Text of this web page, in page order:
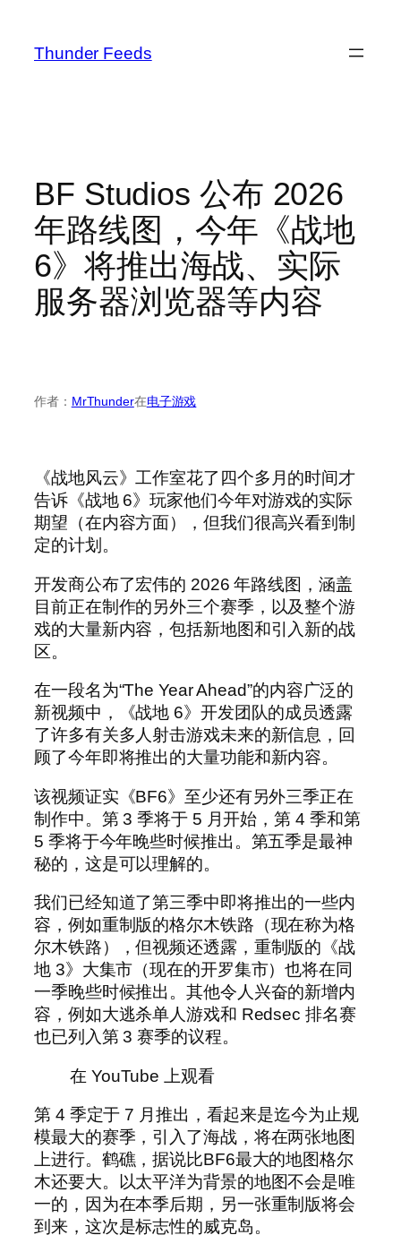
Thunder Feeds
BF Studios 公布 2026
年路线图，今年《战地
6》将推出海战、实际
服务器浏览器等内容
作者： MrThunder在电子游戏
《战地风云》工作室花了四个多月的时间才
告诉《战地 6》玩家他们今年对游戏的实际
期望（在内容方面），但我们很高兴看到制
定的计划。
开发商公布了宏伟的 2026 年路线图，涵盖
目前正在制作的另外三个赛季，以及整个游
戏的大量新内容，包括新地图和引入新的战
区。
在一段名为“The Year Ahead”的内容广泛的
新视频中，《战地 6》开发团队的成员透露
了许多有关多人射击游戏未来的新信息，回
顾了今年即将推出的大量功能和新内容。
该视频证实《BF6》至少还有另外三季正在
制作中。第 3 季将于 5 月开始，第 4 季和第
5 季将于今年晚些时候推出。第五季是最神
秘的，这是可以理解的。
我们已经知道了第三季中即将推出的一些内
容，例如重制版的格尔木铁路（现在称为格
尔木铁路），但视频还透露，重制版的《战
地 3》大集市（现在的开罗集市）也将在同
一季晚些时候推出。其他令人兴奋的新增内
容，例如大逃杀单人游戏和 Redsec 排名赛
也已列入第 3 赛季的议程。
在 YouTube 上观看
第 4 季定于 7 月推出，看起来是迄今为止规
模最大的赛季，引入了海战，将在两张地图
上进行。鹤礁，据说比BF6最大的地图格尔
木还要大。以太平洋为背景的地图不会是唯
一的，因为在本季后期，另一张重制版将会
到来，这次是标志性的威克岛。